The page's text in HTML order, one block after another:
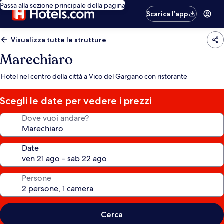
Passa alla sezione principale della pagina
Scarica l’app
Visualizza tutte le strutture
Marechiaro
Hotel nel centro della città a Vico del Gargano con ristorante
Scegli le date per vedere i prezzi
Dove vuoi andare?
Date
Persone
Cerca